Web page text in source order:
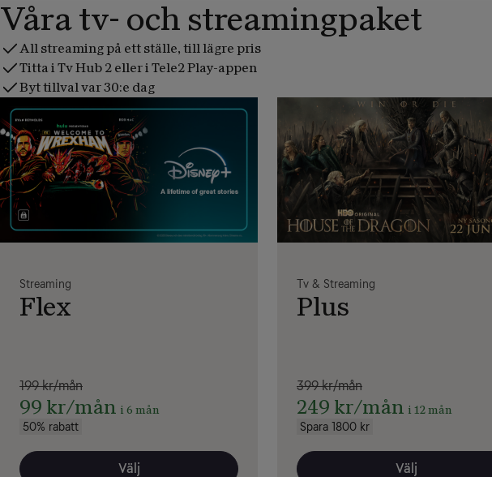
Våra tv- och streamingpaket
All streaming på ett ställe, till lägre pris
Titta i Tv Hub 2 eller i Tele2 Play-appen
Byt tillval var 30:e dag
Streaming
Flex
199 kr/mån
99 kr/mån i 6 mån
50% rabatt
Välj
Tv & Streaming
Plus
399 kr/mån
249 kr/mån i 12 mån
Spara 1800 kr
Välj